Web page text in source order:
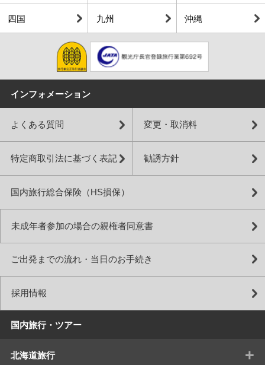
四国 九州 沖縄
インフォメーション
よくある質問 変更・取消料
特定商取引法に基づく表記 勧誘方針
国内旅行総合保険（HS損保）
未成年者参加の場合の親権者同意書
ご出発までの流れ・当日のお手続き
採用情報
国内旅行・ツアー
北海道旅行 +